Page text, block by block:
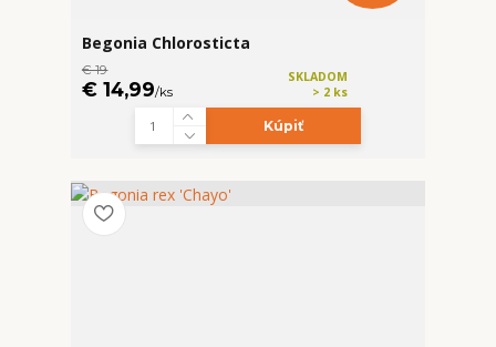
Begonia Chlorosticta
€ 19
€ 14,99/ks
SKLADOM
> 2 ks
Kúpiť